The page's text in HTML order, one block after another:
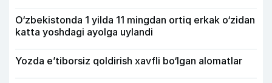
O‘zbekistonda 1 yilda 11 mingdan ortiq erkak o‘zidan
katta yoshdagi ayolga uylandi
Yozda e’tiborsiz qoldirish xavfli bo‘lgan alomatlar